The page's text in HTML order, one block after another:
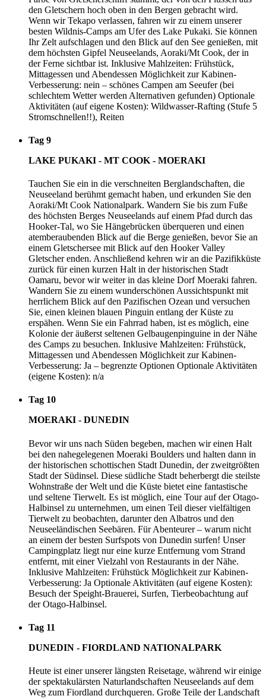
den Gletschern hoch oben in den Bergen gebracht wird.
Wenn wir Tekapo verlassen, fahren wir zu einem unserer
besten Wildnis-Camps am Ufer des Lake Pukaki. Sie können
Ihr Zelt aufschlagen und den Blick auf den See genießen, mit
dem höchsten Gipfel Neuseelands, Aoraki/Mt Cook, der in
der Ferne sichtbar ist. Inklusive Mahlzeiten: Frühstück,
Mittagessen und Abendessen Möglichkeit zur Kabinen-
Verbesserung: nein – schönes Campen am Seeufer (bei
schlechtem Wetter werden Alternativen gefunden) Optionale
Aktivitäten (auf eigene Kosten): Wildwasser-Rafting (Stufe 5
Stromschnellen!!), Reiten
Tag 9
LAKE PUKAKI - MT COOK - MOERAKI
Tauchen Sie ein in die verschneiten Berglandschaften, die
Neuseeland berühmt gemacht haben, und erkunden Sie den
Aoraki/Mt Cook Nationalpark. Wandern Sie bis zum Fuße
des höchsten Berges Neuseelands auf einem Pfad durch das
Hooker-Tal, wo Sie Hängebrücken überqueren und einen
atemberaubenden Blick auf die Berge genießen, bevor Sie an
einem Gletschersee mit Blick auf den Hooker Valley
Gletscher enden. Anschließend kehren wir an die Pazifikküste
zurück für einen kurzen Halt in der historischen Stadt
Oamaru, bevor wir weiter in das kleine Dorf Moeraki fahren.
Wandern Sie zu einem wunderschönen Aussichtspunkt mit
herrlichem Blick auf den Pazifischen Ozean und versuchen
Sie, einen kleinen blauen Pinguin entlang der Küste zu
erspähen. Wenn Sie ein Fahrrad haben, ist es möglich, eine
Kolonie der äußerst seltenen Gelbaugenpinguine in der Nähe
des Camps zu besuchen. Inklusive Mahlzeiten: Frühstück,
Mittagessen und Abendessen Möglichkeit zur Kabinen-
Verbesserung: Ja – begrenzte Optionen Optionale Aktivitäten
(eigene Kosten): n/a
Tag 10
MOERAKI - DUNEDIN
Bevor wir uns nach Süden begeben, machen wir einen Halt
bei den nahegelegenen Moeraki Boulders und halten dann in
der historischen schottischen Stadt Dunedin, der zweitgrößten
Stadt der Südinsel. Diese südliche Stadt beherbergt die steilste
Wohnstraße der Welt und die Küste bietet eine fantastische
und seltene Tierwelt. Es ist möglich, eine Tour auf der Otago-
Halbinsel zu unternehmen, um einen Teil dieser vielfältigen
Tierwelt zu beobachten, darunter den Albatros und den
Neuseeländischen Seebären. Für Abenteurer – warum nicht
an einem der besten Surfspots von Dunedin surfen! Unser
Campingplatz liegt nur eine kurze Entfernung vom Strand
entfernt, mit einer Vielzahl von Restaurants in der Nähe.
Inklusive Mahlzeiten: Frühstück Möglichkeit zur Kabinen-
Verbesserung: Ja Optionale Aktivitäten (auf eigene Kosten):
Besuch der Speight-Brauerei, Surfen, Tierbeobachtung auf
der Otago-Halbinsel.
Tag 11
DUNEDIN - FIORDLAND NATIONALPARK
Heute ist einer unserer längsten Reisetage, während wir einige
der spektakulärsten Naturlandschaften Neuseelands auf dem
Weg zum Fiordland durchqueren. Große Teile der Landschaft